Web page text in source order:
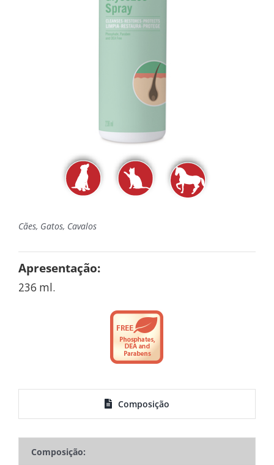
Cães, Gatos, Cavalos
Apresentação:
236 ml.
Composição
Composição: